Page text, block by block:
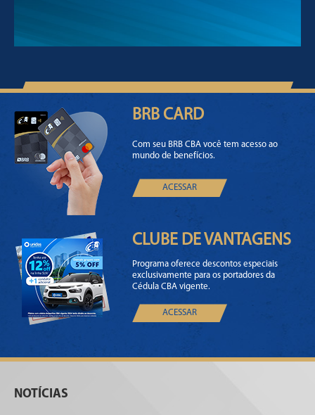
PLANTÃO CBA
BRB CARD
Com seu BRB CBA você tem acesso ao
mundo de benefícios.
ACESSAR
CLUBE DE VANTAGENS
Programa oferece descontos especiais
exclusivamente para os portadores da
Cédula CBA vigente.
ACESSAR
NOTÍCIAS